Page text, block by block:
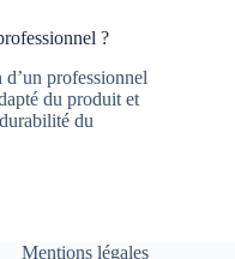
?
professionnel
du produit et
du
Mentions légales